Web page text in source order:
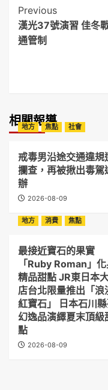
Post
Previous
漢光37號演習 佳冬
通管制
相關報導
地方 焦點 社會
戒毒男沿途交通違規
攔查，再被揪出毒駕
辦
2026-08-09
地方
消費 焦點
最接近寶石的果實
「Ruby Roman」
精品甜點 JR東日本
店台北限量推出「浪
紅寶石」 日本石川
幻逸品演繹夏末頂級
點
2026-08-09